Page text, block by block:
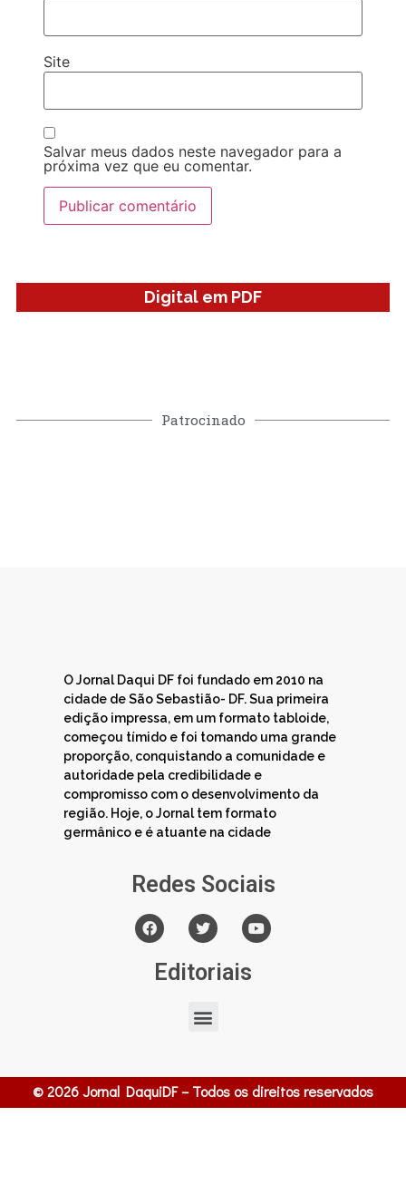
Site
Salvar meus dados neste navegador para a
próxima vez que eu comentar.
Digital em PDF
Patrocinado
O Jornal Daqui DF foi fundado em 2010 na
cidade de São Sebastião- DF. Sua primeira
edição impressa, em um formato tabloide,
começou tímido e foi tomando uma grande
proporção, conquistando a comunidade e
autoridade pela credibilidade e
compromisso com o desenvolvimento da
região. Hoje, o Jornal tem formato
germânico e é atuante na cidade
Redes Sociais
Editoriais
© 2026 Jornal DaquiDF – Todos os direitos reservados